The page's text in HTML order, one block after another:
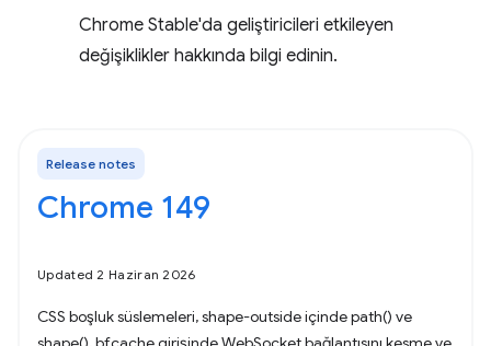
Chrome Stable'da geliştiricileri etkileyen
değişiklikler hakkında bilgi edinin.
Release notes
Chrome 149
Updated 2 Haziran 2026
CSS boşluk süslemeleri, shape-outside içinde path() ve